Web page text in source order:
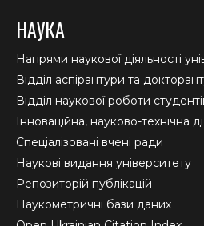
НАУКА
Напрями наукової діяльності
Відділ аспірантури та
Відділ наукової роботи
Інноваційна, науково-технічна
Спеціалізовані вчені ради
Наукові видання університету
Репозиторій публікацій
Наукометричні бази даних